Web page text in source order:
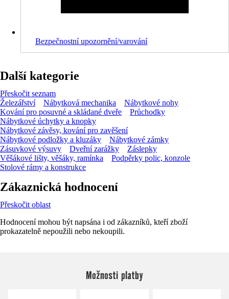
Bezpečnostní upozornění/varování
Další kategorie
Přeskočit seznam
Železářství
Nábytková mechanika
Nábytkové nohy
Kování pro posuvné a skládané dveře
Průchodky
Nábytkové úchytky a knopky
Nábytkové závěsy, kování pro zavěšení
Nábytkové podložky a kluzáky
Nábytkové zámky
Zásuvkové výsuvy
Dveřní zarážky
Záslepky
Věšákové lišty, věšáky, ramínka
Podpěrky polic, konzole
Stolové rámy a konstrukce
Zákaznická hodnocení
Přeskočit oblast
Hodnocení mohou být napsána i od zákazníků, kteří zboží
prokazatelně nepoužili nebo nekoupili.
Možnosti platby